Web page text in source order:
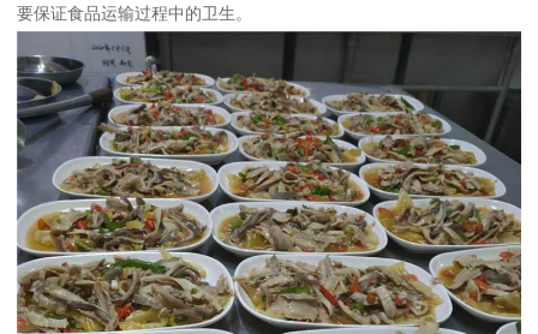
要保证食品运输过程中的卫生。